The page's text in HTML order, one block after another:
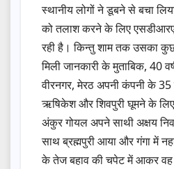
स्थानीय लोगों ने डूबने से बचा
को तलाश करने के लिए
रही है। किन्तु शाम तक उसका
मिली जानकारी के मुताबिक, 40
वीरनगर, मेरठ अपनी कंपनी के
ऋषिकेश और शिवपुरी घूमने के
अंकुर गोयल अपने साथी अक्षय
साथ ब्रह्मपुरी आया और गंगा में
के तेज बहाव की चपेट में आकर वह